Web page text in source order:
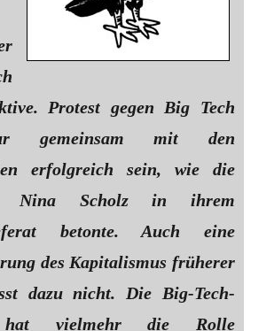
Protest gegen Big Tech
gemeinsam mit den
erfolgreich sein, wie die
Nina Scholz in ihrem
betonte. Auch eine
des Kapitalismus früherer
dazu nicht. Die Big-Tech-
hat vielmehr die Rolle